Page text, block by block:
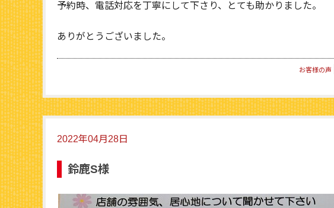
予約時、電話対応を丁寧にして下さり、とても助かりました。
ありがとうございました。
お客様の声
2022年04月28日
鈴鹿S様